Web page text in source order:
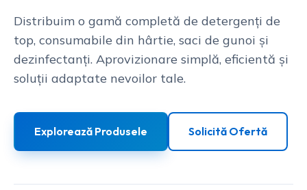
Distribuim o gamă completă de detergenți de
top, consumabile din hârtie, saci de gunoi și
dezinfectanți. Aprovizionare simplă, eficientă și
soluții adaptate nevoilor tale.
Explorează Produsele Solicită Ofertă